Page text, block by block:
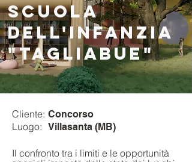
SCUOLA
DELL'INFANZIA
"TAGLIABUE"
Cliente:
Luogo:
Concorso
Villasanta (MB)
Il confronto tra i limiti e le opportunità